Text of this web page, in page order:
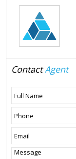
ContactAgent